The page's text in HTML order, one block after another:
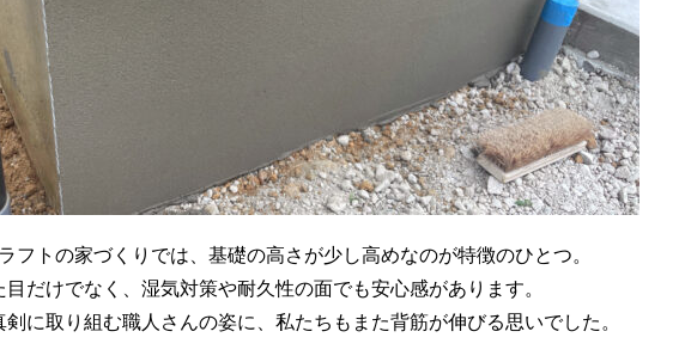
フトの家づくりでは、基礎の高さが少し高めなのが特徴のひとつ。
目だけでなく、湿気対策や耐久性の面でも安心感があります。
に取り組む職人さんの姿に、私たちもまた背筋が伸びる思いでした。